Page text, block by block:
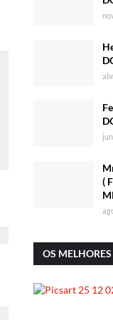
(
OS